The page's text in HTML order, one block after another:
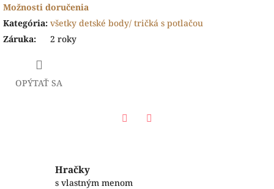
Možnosti doručenia
Kategória: všetky detské body/ tričká s potlačou
Záruka: 2 roky
OPÝTAŤ SA
Hračky
s vlastným menom